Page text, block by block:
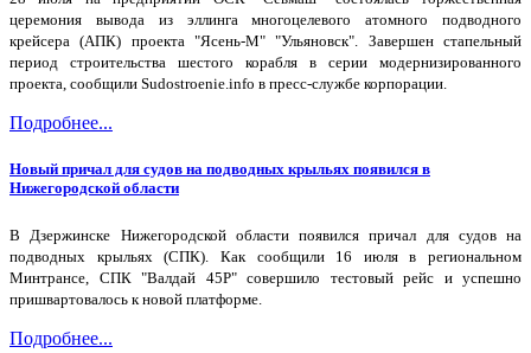
церемония вывода из эллинга многоцелевого атомного подводного
крейсера (АПК) проекта "Ясень-М" "Ульяновск". Завершен стапельный
период строительства шестого корабля в серии модернизированного
проекта, сообщили Sudostroenie.info в пресс-службе корпорации.
Подробнее...
Новый причал для судов на подводных крыльях появился в
Нижегородской области
В Дзержинске Нижегородской области появился причал для судов на
подводных крыльях (СПК). Как сообщили 16 июля в региональном
Минтрансе, СПК "Валдай 45Р" совершило тестовый рейс и успешно
пришвартовалось к новой платформе.
Подробнее...